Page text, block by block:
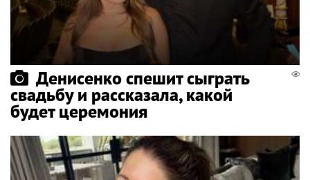
Денисенко спешит сыграть
свадьбу и рассказала, какой
будет церемония